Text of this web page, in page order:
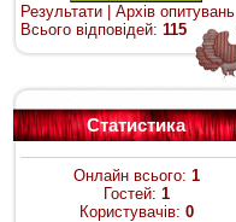
Результати
Архів опитувань
Всього відповідей: 115
Статистика
Онлайн всього: 1
Гостей: 1
Користувачів: 0